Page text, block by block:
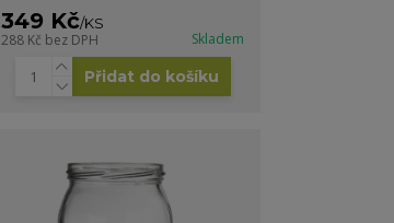
349 Kč/KS
288 Kč bez DPH Skladem
Přidat do košíku